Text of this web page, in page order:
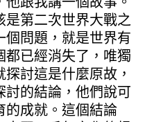
是第二次世界大戰之
個問題，就是世界有
都已經消失了，唯獨
討這是什麼原故，
討的結論，他們說可
的成就。這個結論